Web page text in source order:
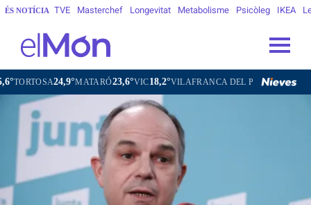
ÉS NOTÍCIA TVE Masterchef Longevitat Metabolisme Psicòleg IKEA
MATARÓ23,6°VIC18,2°VILAFRANCA DEL PENEDÈS 21,6°VILANOVA I